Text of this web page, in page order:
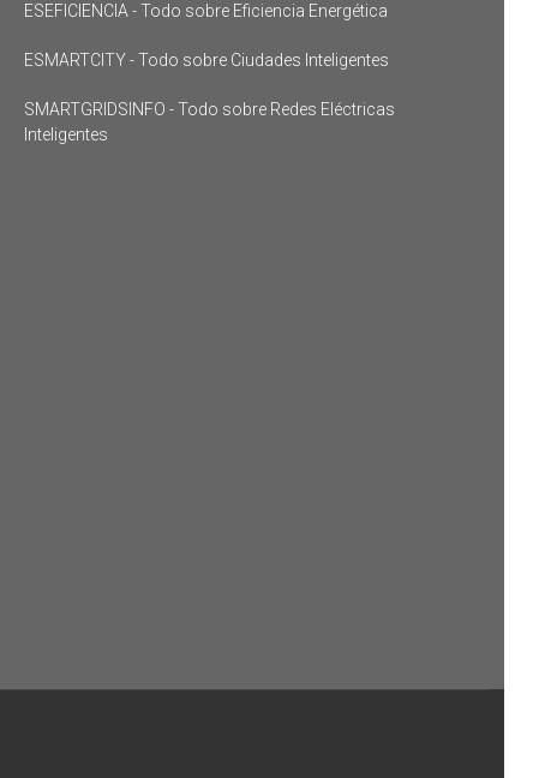
ESEFICIENCIA - Todo sobre Eficiencia Energética
ESMARTCITY - Todo sobre Ciudades Inteligentes
SMARTGRIDSINFO - Todo sobre Redes Eléctricas
Inteligentes